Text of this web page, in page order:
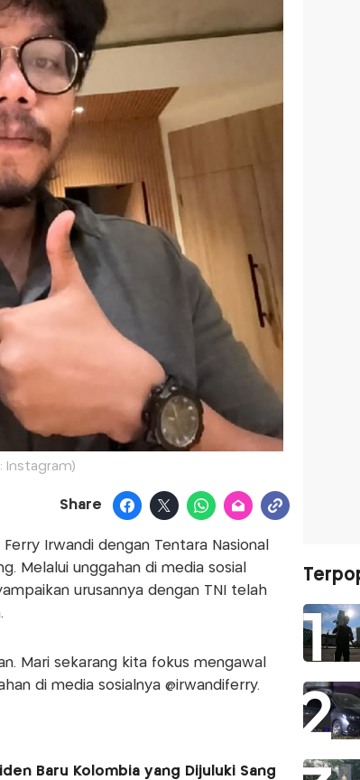
Instagram)
Share
Irwandi dengan Tentara Nasional
Melalui unggahan di media sosial
urusannya dengan TNI telah
Mari sekarang kita fokus mengawal
di media sosialnya @irwandiferry.
Baru Kolombia yang Dijuluki Sang